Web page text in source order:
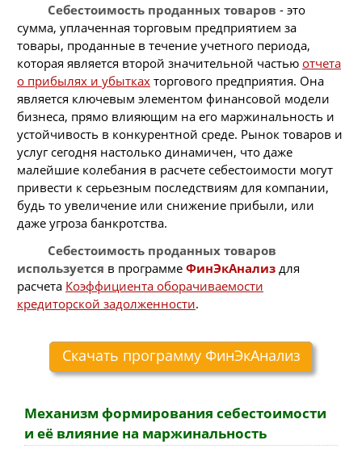
Себестоимость проданных товаров - это
сумма, уплаченная торговым предприятием за
товары, проданные в течение учетного периода,
которая является второй значительной частью отчета
о прибылях и убытках торгового предприятия. Она
является ключевым элементом финансовой модели
бизнеса, прямо влияющим на его маржинальность и
устойчивость в конкурентной среде. Рынок товаров и
услуг сегодня настолько динамичен, что даже
малейшие колебания в расчете себестоимости могут
привести к серьезным последствиям для компании,
будь то увеличение или снижение прибыли, или
даже угроза банкротства.
Себестоимость проданных товаров
используется в программе ФинЭкАнализ для
расчета Коэффициента оборачиваемости
кредиторской задолженности.
Скачать программу ФинЭкАнализ
Механизм формирования себестоимости
и её влияние на маржинальность